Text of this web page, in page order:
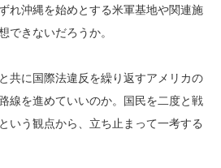
れ沖縄を始めとする米軍基地や関連施
できないだろうか。
共に国際法違反を繰り返すアメリカの
線を進めていいのか。国民を二度と戦
いう観点から、立ち止まって一考する